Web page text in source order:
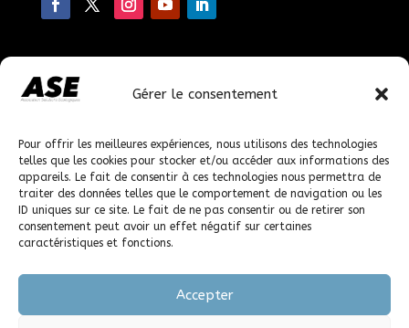
Gérer le consentement
Pour offrir les meilleures expériences, nous utilisons des technologies
telles que les cookies pour stocker et/ou accéder aux informations des
appareils. Le fait de consentir à ces technologies nous permettra de
traiter des données telles que le comportement de navigation ou les
ID uniques sur ce site. Le fait de ne pas consentir ou de retirer son
consentement peut avoir un effet négatif sur certaines
caractéristiques et fonctions.
Accepter
En faisant un don, vous nous permettez de poursuivre
© 2023-2026 solutions-ecologiques.org, tous droits
réservés.